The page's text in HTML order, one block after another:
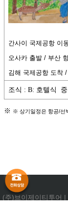
(주)브이제이티투어 |